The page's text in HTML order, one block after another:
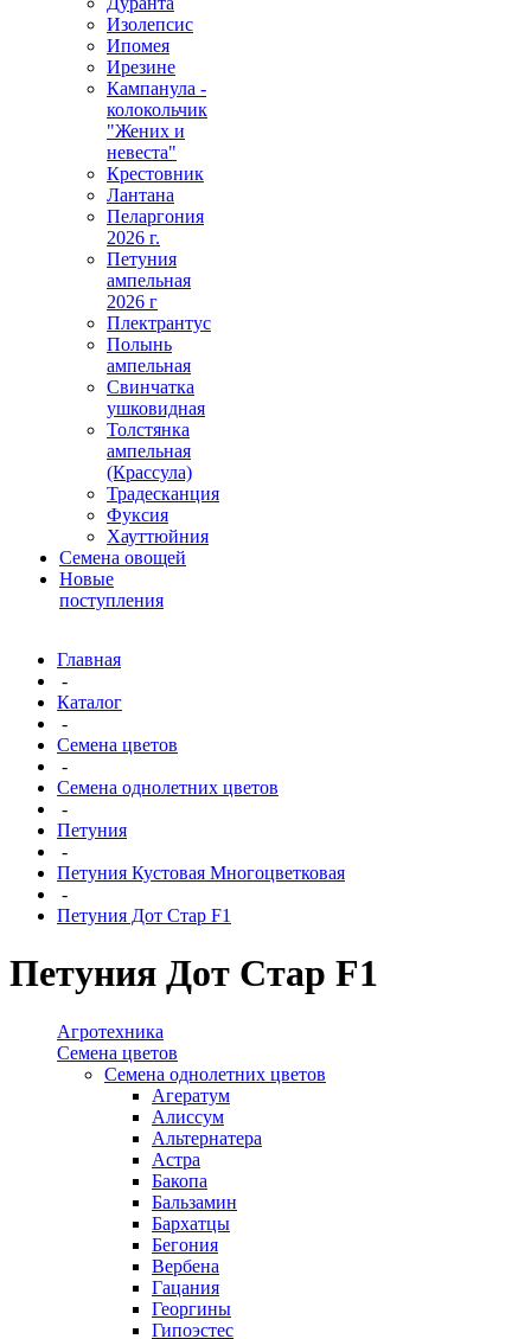
Изолепсис
Ипомея
Ирезине
Кампанула -
колокольчик
"Жених и
невеста"
Крестовник
Лантана
Пеларгония
2026 г.
Петуния
ампельная
2026 г
Плектрантус
Полынь
ампельная
Свинчатка
ушковидная
Толстянка
ампельная
(Крассула)
Традесканция
Фуксия
Хауттюйния
Семена овощей
Новые
поступления
Главная
-
Каталог
-
Семена цветов
-
Семена однолетних цветов
-
Петуния
-
Петуния Кустовая Многоцветковая
-
Петуния Дот Стар F1
Петуния Дот Стар F1
Агротехника
Семена цветов
Семена однолетних цветов
Агератум
Алиссум
Альтернатера
Астра
Бакопа
Бальзамин
Бархатцы
Бегония
Вербена
Гацания
Георгины
Гипоэстес